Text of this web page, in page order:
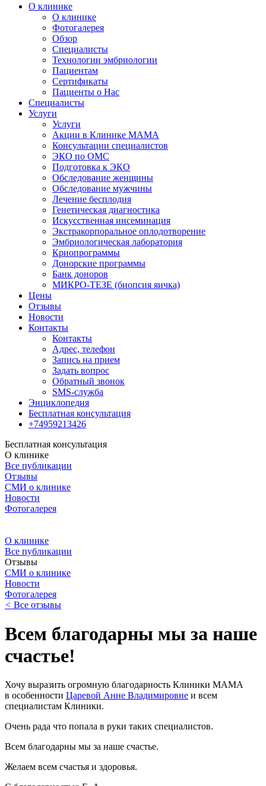
О клинике
О клинике
Фотогалерея
Обзор
Специалисты
Технологии эмбриологии
Пациентам
Сертификаты
Пациенты о Нас
Специалисты
Услуги
Услуги
Акции в Клинике МАМА
Консультации специалистов
ЭКО по ОМС
Подготовка к ЭКО
Обследование женщины
Обследование мужчины
Лечение бесплодия
Генетическая диагностика
Искусственная инсеминация
Экстракорпоральное оплодотворение
Эмбриологическая лаборатория
Криопрограммы
Донорские программы
Банк доноров
МИКРО-ТЕЗЕ (биопсия яичка)
Цены
Отзывы
Новости
Контакты
Контакты
Адрес, телефон
Запись на прием
Задать вопрос
Обратный звонок
SMS-служба
Энциклопедия
Бесплатная консультация
+74959213426
Бесплатная консультация
О клинике
Все публикации
Отзывы
СМИ о клинике
Новости
Фотогалерея
О клинике
Все публикации
Отзывы
СМИ о клинике
Новости
Фотогалерея
< Все отзывы
Всем благодарны мы за наше
счастье!
Хочу выразить огромную благодарность Клиники МАМА
в особенности Царевой Анне Владимировне и всем
специалистам Клиники.
Очень рада что попала в руки таких специалистов.
Всем благодарны мы за наше счастье.
Желаем всем счастья и здоровья.